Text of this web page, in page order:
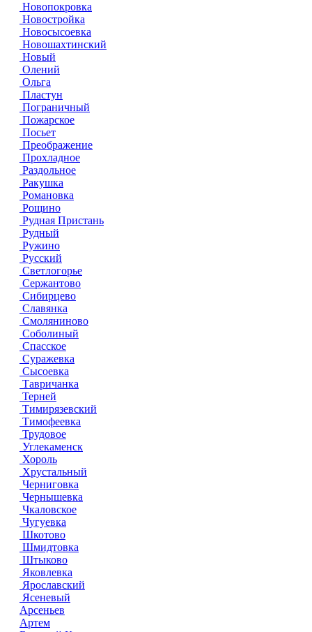
Новопокровка
Новостройка
Новосысоевка
Новошахтинский
Новый
Олений
Ольга
Пластун
Пограничный
Пожарское
Посьет
Преображение
Прохладное
Раздольное
Ракушка
Романовка
Рощино
Рудная Пристань
Рудный
Ружино
Русский
Светлогорье
Сержантово
Сибирцево
Славянка
Смоляниново
Соболиный
Спасское
Суражевка
Сысоевка
Тавричанка
Терней
Тимирязевский
Тимофеевка
Трудовое
Углекаменск
Хороль
Хрустальный
Черниговка
Чернышевка
Чкаловское
Чугуевка
Шкотово
Шмидтовка
Штыково
Яковлевка
Ярославский
Ясеневый
Арсеньев
Артем